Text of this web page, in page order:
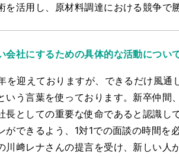
を活用し、原材料調達における競争で
会社にするための具体的な活動につい
を迎えておりますが、できるだけ風
いう言葉を使っております。新卒仲
長としての重要な使命であると認識
ができるよう、1対1での面談の時間
川﨑レナさんの提言を受け、新しい